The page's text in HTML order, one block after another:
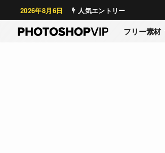
2026年8月6日 人気エントリー
フリー素材